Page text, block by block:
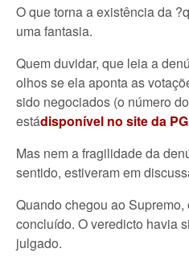
O que torna a existência da
uma fantasia.
Quem duvidar, que leia a
olhos se ela aponta as
sido negociados (o número
estádisponível no site da
Mas nem a fragilidade da
sentido, estiveram em
Quando chegou ao
concluído. O veredicto havia
julgado.